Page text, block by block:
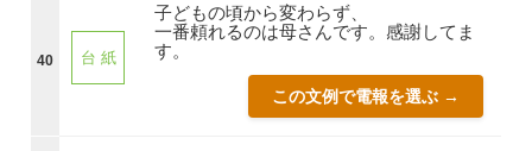
40 台 紙
子どもの頃から変わらず、
一番頼れるのは母さんです。感謝してま
す。
この文例で電報を選ぶ →